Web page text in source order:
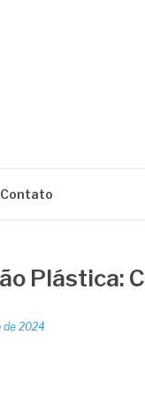
Contato
Plástica:
de 2024